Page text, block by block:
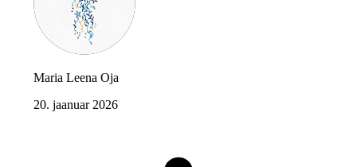
Maria Leena Oja
20. jaanuar 2026